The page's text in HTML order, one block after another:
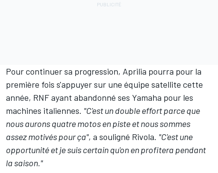
Pour continuer sa progression, Aprilia pourra pour la
première fois s'appuyer sur une équipe satellite cette
année, RNF ayant abandonné ses Yamaha pour les
machines italiennes. "C'est un double effort parce que
nous aurons quatre motos en piste et nous sommes
assez motivés pour ça", a souligné Rivola. "C'est une
opportunité et je suis certain qu'on en profitera pendant
la saison."